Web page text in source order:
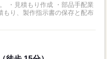
り、製作指示書の保存と配布